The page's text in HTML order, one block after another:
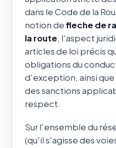
dans le Code de la
notion defleche de
la route, l'aspect
articles de loi précis
obligations du
d'exception, ainsi
des sanctions
respect.
Sur l'ensemble du
(qu'il s'agisse des